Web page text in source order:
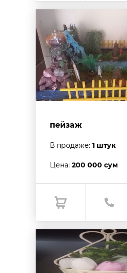
пейзаж
В продаже: 1 штук
Цена: 200 000 сум